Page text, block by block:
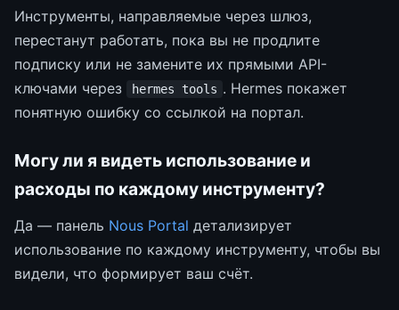
Инструменты, направляемые через шлюз,
перестанут работать, пока вы не продлите
подписку или не замените их прямыми API-
ключами через
hermes tools . Hermes покажет
понятную ошибку со ссылкой на портал.
Могу ли я видеть использование и
расходы по каждому инструменту?
Да — панель Nous Portal детализирует
использование по каждому инструменту, чтобы вы
видели, что формирует ваш счёт.